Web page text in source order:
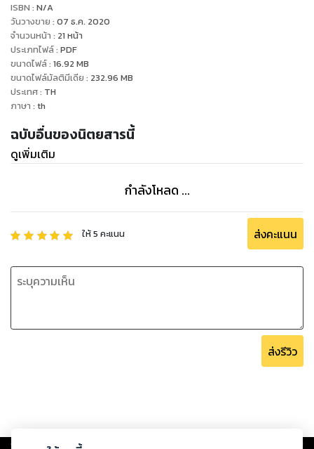
ISBN : N/A
วันวางขาย : 07 ธ.ค. 2020
จำนวนหน้า : 21 หน้า
ประเภทไฟล์: PDF
ขนาดไฟล์: 16.92 MB
ขนาดไฟล์มัลติมีเดีย : 232.96 MB
ประเทศ: TH
ภาษา : th
ฉบับอื่นของนิตยสารนี้
ดูเพิ่มเติม
กำลังโหลด ...
ให้5 คะแนน ส่งคะแนน
ส่งรีวิว
Copyright © 2026